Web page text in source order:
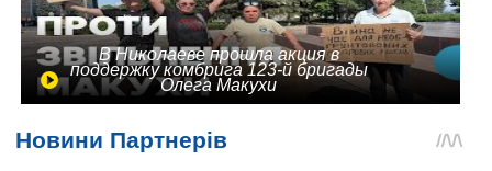
В Николаеве прошла акция в
поддержку комбрига 123-й бригады
Олега Макухи